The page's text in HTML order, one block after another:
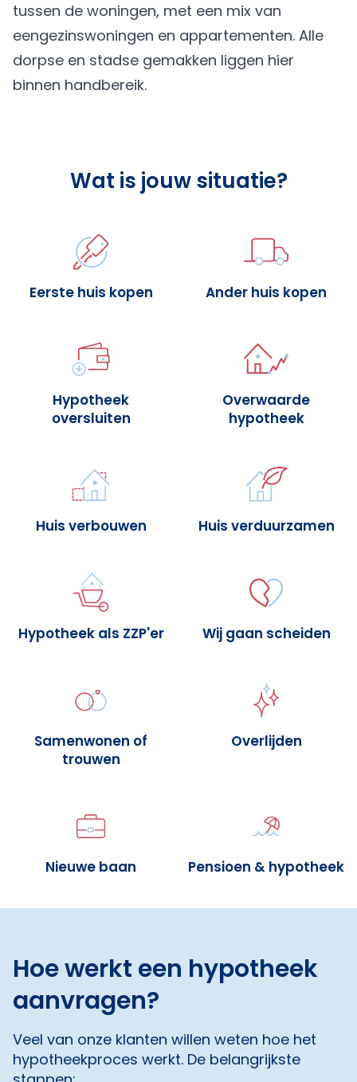
tussen de woningen, met een mix van
eengezinswoningen en appartementen. Alle
dorpse en stadse gemakken liggen hier
binnen handbereik.
Wat is jouw situatie?
Eerste huis kopen Ander huis kopen
Hypotheek
oversluiten
Overwaarde
hypotheek
Huis verbouwen Huis verduurzamen
Hypotheek als ZZP'er Wij gaan scheiden
Samenwonen of
trouwen
Overlijden
Nieuwe baan Pensioen & hypotheek
Hoe werkt een hypotheek
aanvragen?
Veel van onze klanten willen weten hoe het
hypotheekproces werkt. De belangrijkste